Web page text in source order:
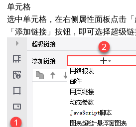
单元格
选中单元格，在右侧属性面板点击
「添加链接」按钮，即可选择超级链